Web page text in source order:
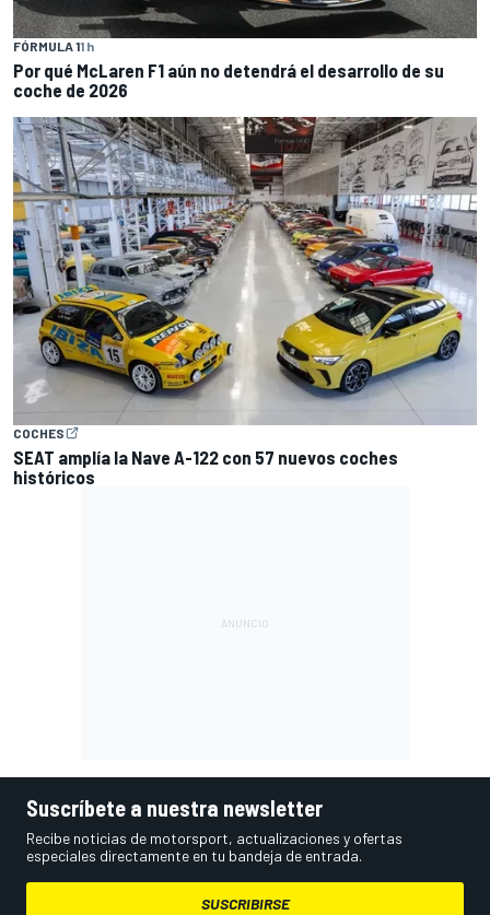
FÓRMULA 11 h
Por qué McLaren F1 aún no detendrá el desarrollo de su
coche de 2026
COCHES
SEAT amplía la Nave A-122 con 57 nuevos coches
históricos
Suscríbete a nuestra newsletter
Recibe noticias de motorsport, actualizaciones y ofertas
especiales directamente en tu bandeja de entrada.
SUSCRIBIRSE